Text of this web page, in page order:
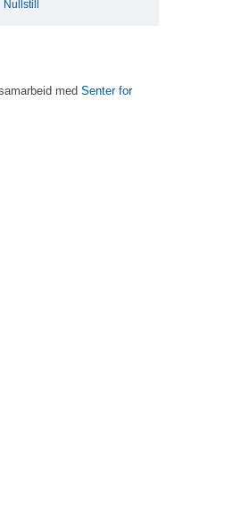
Nullstill
med Senter for